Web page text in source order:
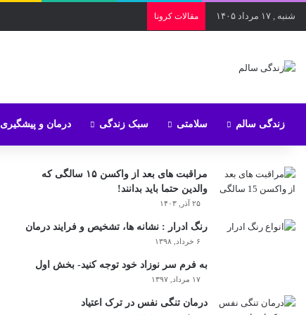
شنبه , ۱۷ مرداد ۱۴۰۵ مقالات کرونا
زندگی سالم سلامتی سبک زندگی درمان و پیشگیری
مراقبت های بعد از واکسن ۱۵ سالگی که
والدین حتما باید بدانند!
۲۵ آذر, ۱۴۰۳
رنگ ادرار : نشانه ها، تشخیص و فرایند درمان
۶ خرداد, ۱۳۹۸
به فرم سر نوزاد خود توجه کنید- بخش اول
۱۷ مرداد, ۱۳۹۷
درمان تنگی نفس در ترک اعتیاد